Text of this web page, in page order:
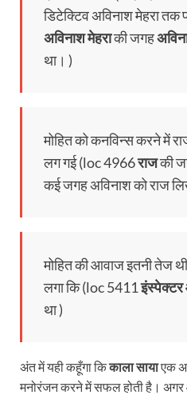
डिटेक्टिव अविनाश मेहरा
अविनाश मेहराकी जगह
था। )
मोहित को कनविन्स करने में
लग गई (loc 4966राजकी
कई जगह अविनाश को राज
मोहित की आवाज इतनी तेज
लगा कि (loc 5411
था )
अंत में यही कहूँगा किकाला सायाएक
मनोरंजन करने में सफल होती है। अगर